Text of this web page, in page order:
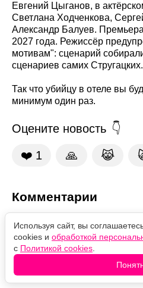
Евгений Цыганов, в
Светлана Ходченкова,
Александр Балуев.
2027 года. Режиссёр
мотивам": сценарий
сценариев самих Стругацких.
Так что убийцу в отеле вы
минимум один раз.
Оцените новость
❤️ 1 🙏 😹
Комментарии
Используя сайт, вы
cookies и обработкой
с Политикой cookies